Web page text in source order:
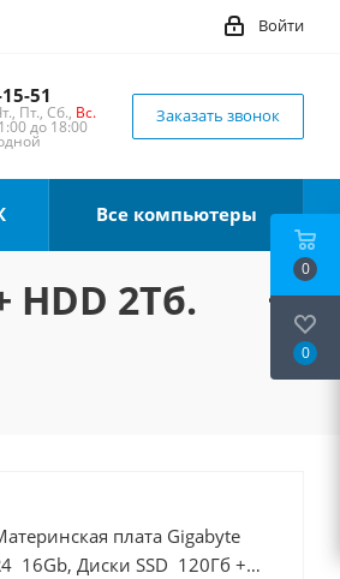
Войти
51
Пт., Сб., Вс.
до 18:00
Заказать звонок
Все компьютеры
HDD 2Тб.
плата Gigabyte
16Gb, Диски SSD 120Гб +
0
0